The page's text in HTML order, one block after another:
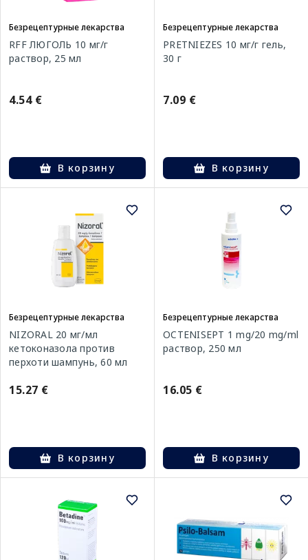
Безрецептурные лекарства
RFF ЛЮГОЛЬ 10 мг/г
раствор, 25 мл
4.54 €
В корзину
Безрецептурные лекарства
PRETNIEZES 10 мг/г гель,
30 г
7.09 €
В корзину
Безрецептурные лекарства
NIZORAL 20 мг/мл
кетоконазола против
перхоти шампунь, 60 мл
15.27 €
В корзину
Безрецептурные лекарства
OCTENISEPT 1 mg/20 mg/ml
раствор, 250 мл
16.05 €
В корзину